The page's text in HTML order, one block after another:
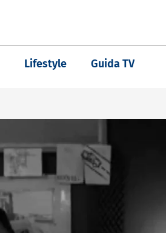
Lifestyle Guida TV